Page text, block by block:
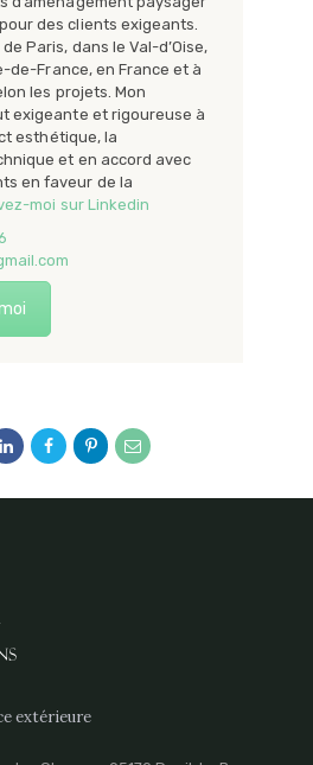
des clients exigeants.
Paris, dans le Val-d’Oise,
de-France, en France et à
les projets. Mon
exigeante et rigoureuse à
esthétique, la
et en accord avec
en faveur de la
moi sur Linkedin
extérieure